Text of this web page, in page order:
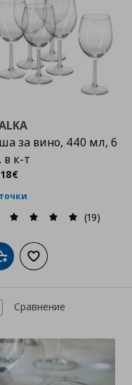
за вино, 440 мл, 6
в к-т
18€
(19)
в кошницата
Добави към
Сравнение